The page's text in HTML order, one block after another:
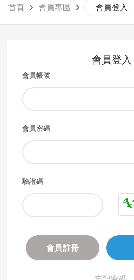
首頁 會員專區 會員登入
會員登入
會員帳號
會員密碼
驗證碼
會員註冊